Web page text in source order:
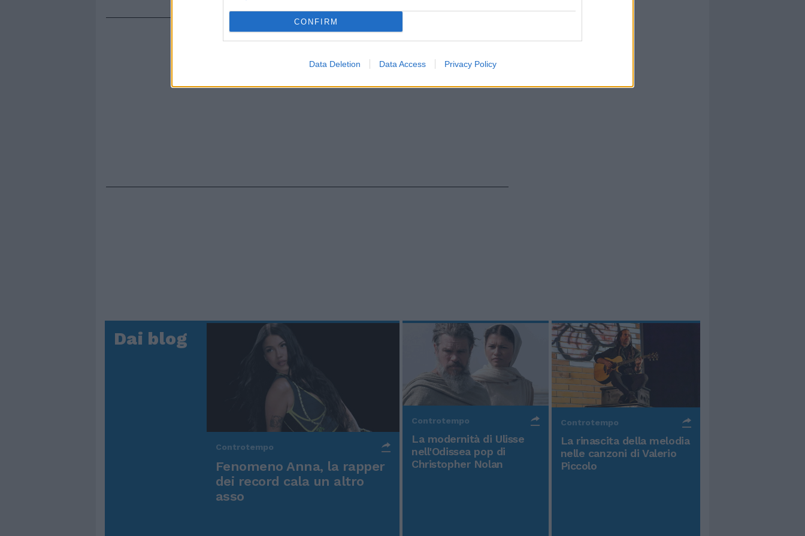
CONFIRM
Data Deletion Data Access Privacy Policy
Dai blog
Controtempo
Fenomeno Anna, la rapper
dei record cala un altro
asso
Controtempo
La modernità di Ulisse
nell'Odissea pop di
Christopher Nolan
Controtempo
La rinascita della melodia
nelle canzoni di Valerio
Piccolo